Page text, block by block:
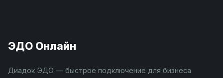
ЭДО Онлайн
Диадок ЭДО — быстрое подключение для бизнеса